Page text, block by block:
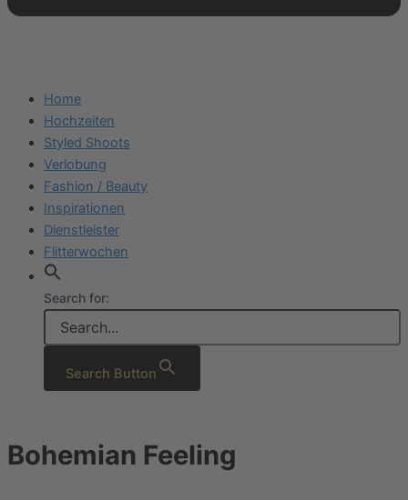
Home
Hochzeiten
Styled Shoots
Verlobung
Fashion / Beauty
Inspirationen
Dienstleister
Flitterwochen
Search for:
Search Button
Bohemian Feeling